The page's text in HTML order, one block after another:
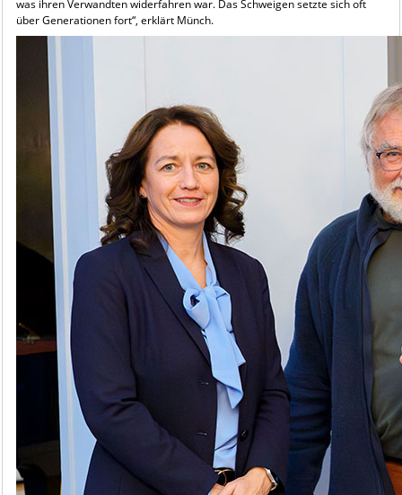
was ihren Verwandten widerfahren war. Das Schweigen setzte sich oft
über Generationen fort“, erklärt Münch.